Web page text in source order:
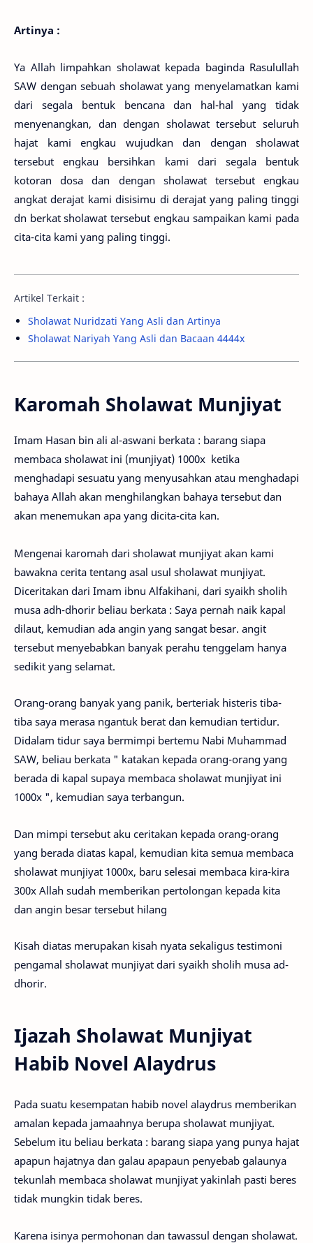
Artinya :
Ya Allah limpahkan sholawat kepada baginda Rasulullah
SAW dengan sebuah sholawat yang menyelamatkan kami
dari segala bentuk bencana dan hal-hal yang tidak
menyenangkan, dan dengan sholawat tersebut seluruh
hajat kami engkau wujudkan dan dengan sholawat
tersebut engkau bersihkan kami dari segala bentuk
kotoran dosa dan dengan sholawat tersebut engkau
angkat derajat kami disisimu di derajat yang paling tinggi
dn berkat sholawat tersebut engkau sampaikan kami pada
cita-cita kami yang paling tinggi.
Artikel Terkait :
Sholawat Nuridzati Yang Asli dan Artinya
Sholawat Nariyah Yang Asli dan Bacaan 4444x
Karomah Sholawat Munjiyat
Imam Hasan bin ali al-aswani berkata : barang siapa
membaca sholawat ini (munjiyat) 1000x ketika
menghadapi sesuatu yang menyusahkan atau menghadapi
bahaya Allah akan menghilangkan bahaya tersebut dan
akan menemukan apa yang dicita-cita kan.
Mengenai karomah dari sholawat munjiyat akan kami
bawakna cerita tentang asal usul sholawat munjiyat.
Diceritakan dari Imam ibnu Alfakihani, dari syaikh sholih
musa adh-dhorir beliau berkata : Saya pernah naik kapal
dilaut, kemudian ada angin yang sangat besar. angit
tersebut menyebabkan banyak perahu tenggelam hanya
sedikit yang selamat.
Orang-orang banyak yang panik, berteriak histeris tiba-
tiba saya merasa ngantuk berat dan kemudian tertidur.
Didalam tidur saya bermimpi bertemu Nabi Muhammad
SAW, beliau berkata " katakan kepada orang-orang yang
berada di kapal supaya membaca sholawat munjiyat ini
1000x ", kemudian saya terbangun.
Dan mimpi tersebut aku ceritakan kepada orang-orang
yang berada diatas kapal, kemudian kita semua membaca
sholawat munjiyat 1000x, baru selesai membaca kira-kira
300x Allah sudah memberikan pertolongan kepada kita
dan angin besar tersebut hilang
Kisah diatas merupakan kisah nyata sekaligus testimoni
pengamal sholawat munjiyat dari syaikh sholih musa ad-
dhorir.
Ijazah Sholawat Munjiyat
Habib Novel Alaydrus
Pada suatu kesempatan habib novel alaydrus memberikan
amalan kepada jamaahnya berupa sholawat munjiyat.
Sebelum itu beliau berkata : barang siapa yang punya hajat
apapun hajatnya dan galau apapaun penyebab galaunya
tekunlah membaca sholawat munjiyat yakinlah pasti beres
tidak mungkin tidak beres.
Karena isinya permohonan dan tawassul dengan sholawat.